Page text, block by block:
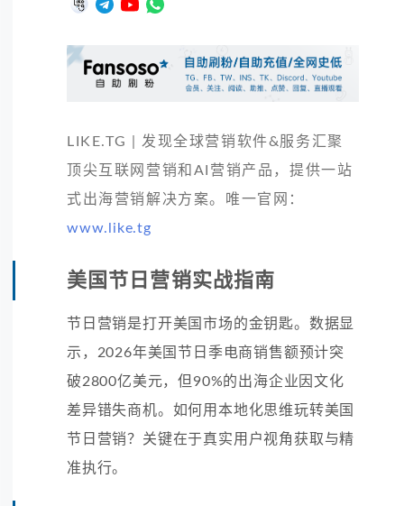
LIKE.TG | 发现全球营销软件&服务汇聚
顶尖互联网营销和AI营销产品，提供一站
式出海营销解决方案。唯一官网：
www.like.tg
美国节日营销实战指南
节日营销是打开美国市场的金钥匙。数据显
示，2026年美国节日季电商销售额预计突
破2800亿美元，但90%的出海企业因文化
差异错失商机。如何用本地化思维玩转美国
节日营销？关键在于真实用户视角获取与精
准执行。